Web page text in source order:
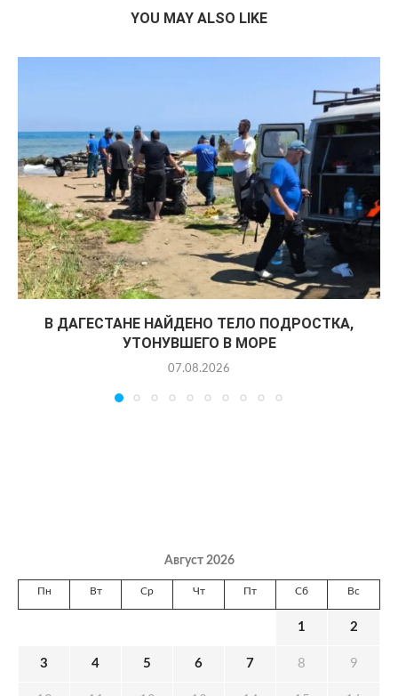
YOU MAY ALSO LIKE
В ДАГЕСТАНЕ НАЙДЕНО ТЕЛО ПОДРОСТКА,
УТОНУВШЕГО В МОРЕ
07.08.2026
Август 2026
Пн Вт Ср Чт Пт Сб Вс
1 2
3 4 5 6 7 8 9